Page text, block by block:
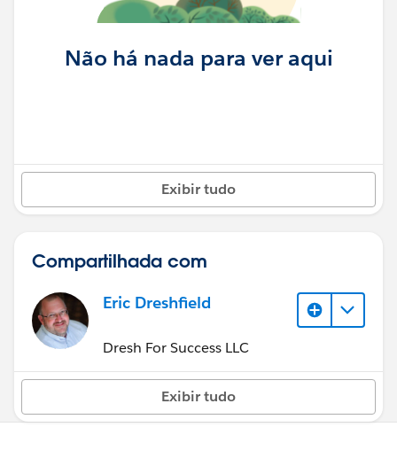
Não há nada para ver aqui
Exibir tudo
Compartilhada com
Eric Dreshfield
Dresh For Success LLC
Exibir tudo